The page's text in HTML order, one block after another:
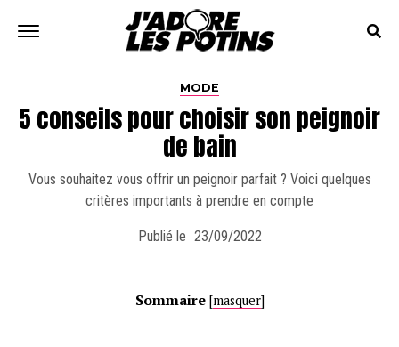
MODE
5 conseils pour choisir son peignoir
de bain
Vous souhaitez vous offrir un peignoir parfait ? Voici quelques
critères importants à prendre en compte
Publié le 23/09/2022
Sommaire [masquer]